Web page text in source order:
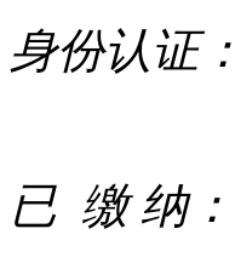
身份认证：
已 缴 纳：